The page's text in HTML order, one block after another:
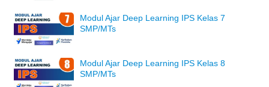
Modul Ajar Deep Learning IPS Kelas 7
SMP/MTs
Modul Ajar Deep Learning IPS Kelas 8
SMP/MTs